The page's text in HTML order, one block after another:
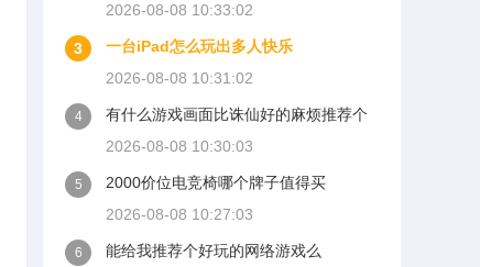
2026-08-08 10:33:02
3
一台iPad怎么玩出多人快乐
2026-08-08 10:31:02
4
有什么游戏画面比诛仙好的麻烦推荐个
2026-08-08 10:30:03
5
2000价位电竞椅哪个牌子值得买
2026-08-08 10:27:03
6
能给我推荐个好玩的网络游戏么